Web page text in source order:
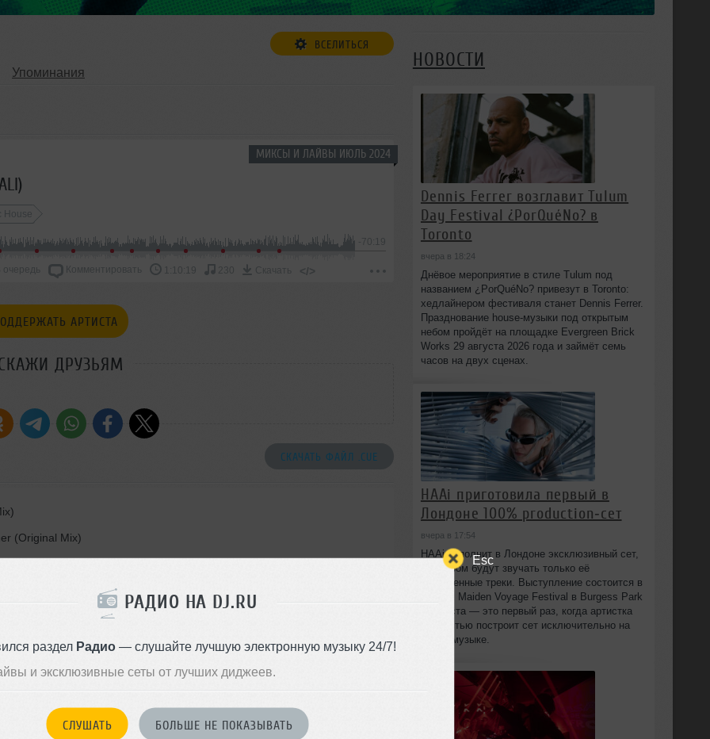
Esc
РАДИО НА DJ.RU
раздел Радио— слушайте лучшую электронную музыку 24/7!
и эксклюзивные сеты от лучших диджеев.
СЛУШАТЬ БОЛЬШЕ НЕ ПОКАЗЫВАТЬ
ВСЕЛИТЬСЯ
Упоминания
МИКСЫ И ЛАЙВЫ ИЮЛЬ 2024
House
-70:19
В очередь Комментировать 1:10:19 230 Скачать </>
АРТИСТА
ДРУЗЬЯМ
СКАЧАТЬ ФАЙЛ .CUE
(Original Mix)
Remix)
Around
Mix)
(Original Mix)
НОВОСТИ
Dennis Ferrer возглавит Tulum
Day Festival ¿PorQuéNo? в
Toronto
вчера в 18:24
Днёвое мероприятие в стиле Tulum под
названием ¿PorQuéNo? привезут в Toronto:
хедлайнером фестиваля станет Dennis Ferrer.
Празднование house-музыки под открытым
небом пройдёт на площадке Evergreen Brick
Works 29 августа 2026 года и займёт семь
часов на двух сценах.
HAAi приготовила первый в
Лондоне 100% production‑сет
вчера в 17:54
HAAi исполнит в Лондоне эксклюзивный сет,
в котором будут звучать только её
собственные треки. Выступление состоится в
рамках Maiden Voyage Festival в Burgess Park
8 августа — это первый раз, когда артистка
полностью построит сет исключительно на
своей музыке.